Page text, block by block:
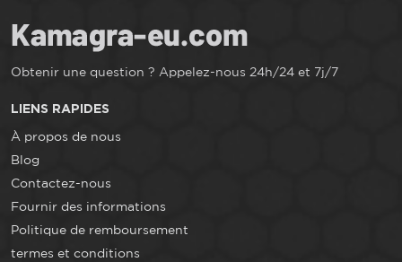
Obtenir une question ? Appelez-nous 24h/24 et 7j/7
LIENS RAPIDES
À propos de nous
Blog
Contactez-nous
Fournir des informations
Politique de remboursement
termes et conditions